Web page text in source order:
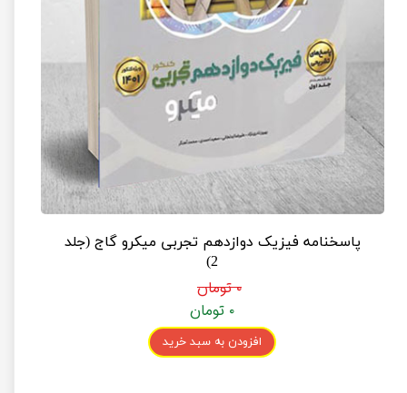
پاسخنامه فیزیک دوازدهم تجربی میکرو گاج (جلد
2)
۰ تومان
۰ تومان
افزودن به سبد خرید